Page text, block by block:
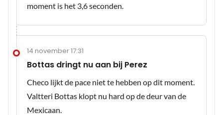
moment is het 3,6 seconden.
14 november 17:31
Bottas dringt nu aan bij Perez
Checo lijkt de pace niet te hebben op dit moment.
Valtteri Bottas klopt nu hard op de deur van de
Mexicaan.